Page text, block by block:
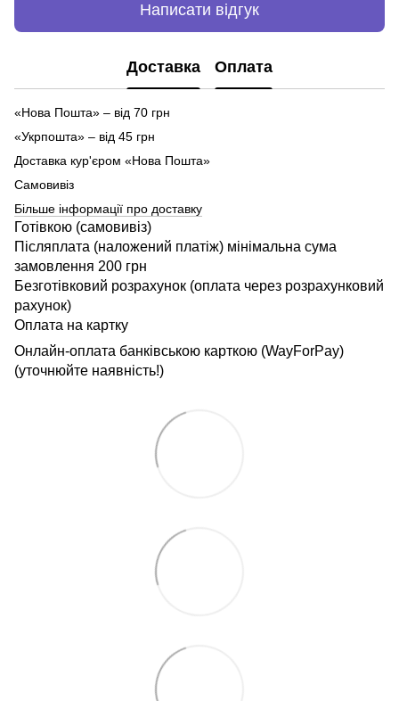
Написати відгук
Доставка Оплата
«Нова Пошта» – від 70 грн
«Укрпошта» – від 45 грн
Доставка кур'єром «Нова Пошта»
Самовивіз
Більше інформації про доставку
Готівкою (самовивіз)
Післяплата (наложений платіж) мінімальна сума
замовлення 200 грн
Безготівковий розрахунок (оплата через розрахунковий
рахунок)
Оплата на картку
Онлайн-оплата банківською карткою (WayForPay)
(уточнюйте наявність!)